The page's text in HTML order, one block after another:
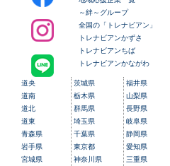
～絆～グループ
全国の「トレナビアン」
トレナビアンかずさ
トレナビアンちば
トレナビアンかながわ
道央
道南
道北
道東
青森県
岩手県
宮城県
茨城県
栃木県
群馬県
埼玉県
千葉県
東京都
神奈川県
福井県
山梨県
長野県
岐阜県
静岡県
愛知県
三重県